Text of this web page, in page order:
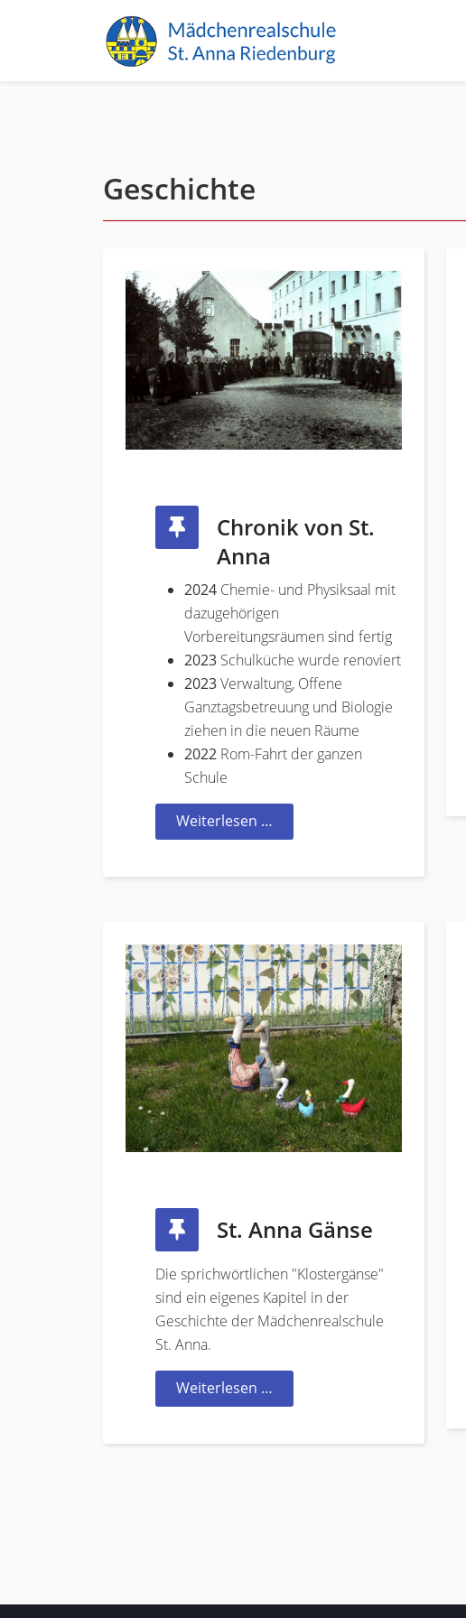
Geschichte
Chronik von St.
Anna
2024 Chemie- und Physiksaal mit
dazugehörigen
Vorbereitungsräumen sind fertig
2023 Schulküche wurde renoviert
2023Verwaltung, Offene
Ganztagsbetreuung und Biologie
ziehen in die neuen Räume
2022 Rom-Fahrt der ganzen
Schule
Weiterlesen …
St. Anna Gänse
Die sprichwörtlichen "Klostergänse"
sind ein eigenes Kapitel in der
Geschichte der Mädchenrealschule
St. Anna.
Weiterlesen …